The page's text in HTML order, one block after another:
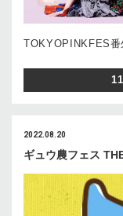
TOKYOPINKFES番
2022.08.20
ギュウ農フェス